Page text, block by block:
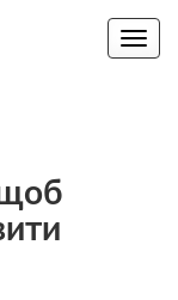
Toggle
щоб